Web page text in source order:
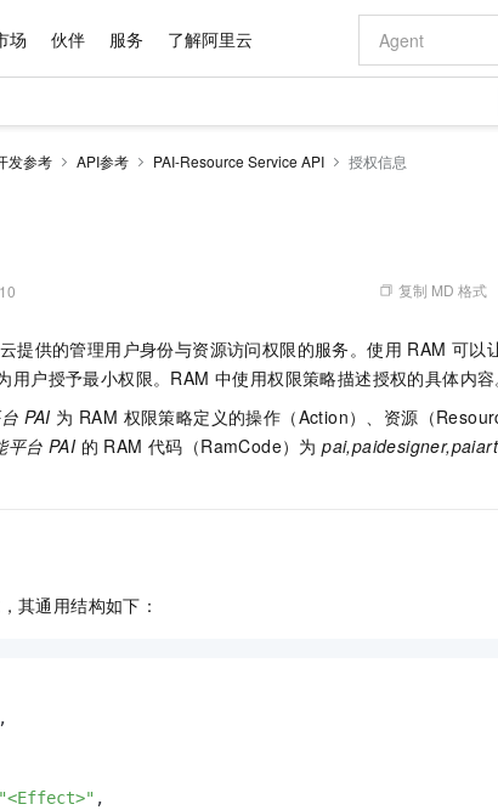
场 伙伴 服务 了解阿里云
发参考 API参考 PAI-Resource Service API 授权信息
复制 MD 格式
提供的管理用户身份与资源访问权限的服务。使用 RAM 可以
用户授予最小权限。RAM 中使用权限策略描述授权的具体内容
PAI 为 RAM 权限策略定义的操作（Action）、资源（
平台 PAI 的 RAM 代码（RamCode）为
其通用结构如下：
,
"<Effect>" ,
模型
Kimi-K3 NEW
Deepseek-v4-pro
果 灵活可视化地构建企业级 Agent
服务
覆盖公网/内网、递归/权威、移动APP等全场景解析服务
人工智能平台 PAI 大模型
一站式AI开发、训练和推理服务
Qoder CN
基于千问大模型等，支持代码智能生成、研发智能问答
Qoder
面向真实软件
云原生数据
平台
可视化编排打通从文字构思到成片全链路闭环
让AI从“聊天伙伴”进化为能干活的“数字员工”
Hermes Agent，打造自进化智能体
自主进化，持久记忆，越用越聪明
Claude Code + GStack 打造工程团队
安装技能 GStack，拥有专属 AI 工程团队
轻松解锁专属
5 分钟轻松部
低代码高效构
抢先购
元代金券
AI 特惠
Token Plan 模型订阅计划
Qwen3.8-Max 首发尝鲜，限时加量 10 倍，夜间低至2折
千问办公，限时限量积分加倍 NEW
你的AI工作搭子，覆盖日常办公高频场景
AI 场景体
从图文生成到
AI 广告创作
图文、视频
AI 建站
0 代码专业建
自动承接线
价格计算器
自助选配和估算价格
配置报价
数据与 API
OCR 文字识别
发票查验
天气预报查询
ERP
400电话
基础软件
JAVA
全能环境
操作系统
成为产品伙伴 产品伙伴
云网络合作
Salesforce
计划
企业增值服务
企业成长
服务实践
创新中心
阿里云认证
信息公告
官网公告
健康状态
最佳实践
看见新力量
金融模力时刻
客户案例
市场活动
魔搭
魔搭